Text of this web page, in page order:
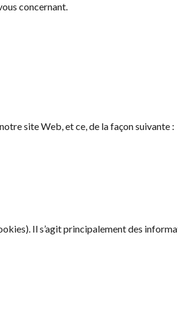
concernant.
site Web, et ce, de la façon suivante :
Il s’agit principalement des